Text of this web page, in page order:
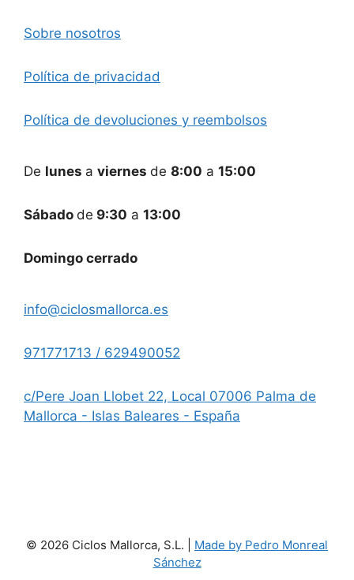
Sobre nosotros
Política de privacidad
Política de devoluciones y reembolsos
De lunes a viernes de 8:00 a 15:00
Sábado de 9:30 a 13:00
Domingo cerrado
info@ciclosmallorca.es
971771713 / 629490052
c/Pere Joan Llobet 22, Local 07006 Palma de
Mallorca - Islas Baleares - España
© 2026 Ciclos Mallorca, S.L. | Made by Pedro Monreal
Sánchez